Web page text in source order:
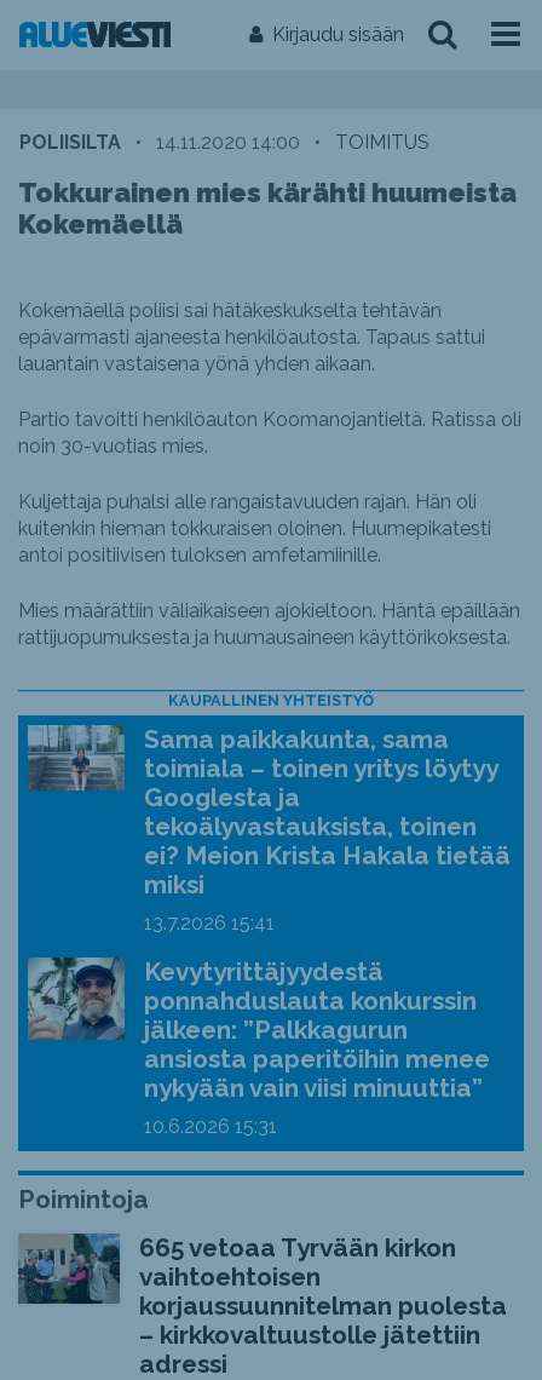
Kirjaudu sisään
POLIISILTA • 14.11.2020 14:00 • TOIMITUS
Tokkurainen mies kärähti huumeista
Kokemäellä
Kokemäellä poliisi sai hätäkeskukselta tehtävän
epävarmasti ajaneesta henkilöautosta. Tapaus sattui
lauantain vastaisena yönä yhden aikaan.
Partio tavoitti henkilöauton Koomanojantieltä. Ratissa oli
noin 30-vuotias mies.
Kuljettaja puhalsi alle rangaistavuuden rajan. Hän oli
kuitenkin hieman tokkuraisen oloinen. Huumepikatesti
antoi positiivisen tuloksen amfetamiinille.
Mies määrättiin väliaikaiseen ajokieltoon. Häntä epäillään
rattijuopumuksesta ja huumausaineen käyttörikoksesta.
KAUPALLINEN YHTEISTYÖ
Sama paikkakunta, sama
toimiala – toinen yritys löytyy
Googlesta ja
tekoälyvastauksista, toinen
ei? Meion Krista Hakala tietää
miksi
13.7.2026 15:41
Kevytyrittäjyydestä
ponnahduslauta konkurssin
jälkeen: ”Palkkagurun
ansiosta paperitöihin menee
nykyään vain viisi minuuttia”
10.6.2026 15:31
Poimintoja
665 vetoaa Tyrvään kirkon
vaihtoehtoisen
korjaussuunnitelman puolesta
– kirkkovaltuustolle jätettiin
adressi